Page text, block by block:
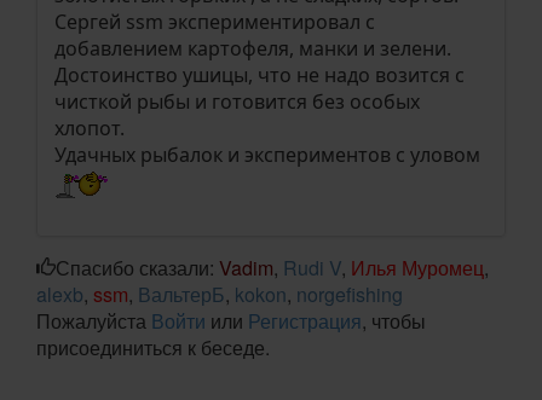
Сергей ssm экспериментировал с
добавлением картофеля, манки и зелени.
Достоинство ушицы, что не надо возится с
чисткой рыбы и готовится без особых
хлопот.
Удачных рыбалок и экспериментов с уловом
Спасибо сказали: Vadim, Rudi V, Илья Муромец,
alexb, ssm, ВальтерБ, kokon, norgefishing
Пожалуйста Войти или Регистрация, чтобы
присоединиться к беседе.